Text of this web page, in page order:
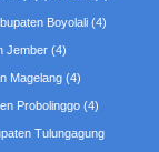
Boyolali (4)
Jember (4)
Magelang (4)
Probolinggo (4)
Tulungagung